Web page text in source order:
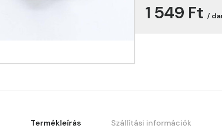
1 549 Ft /
Termékleírás Szállítási információk